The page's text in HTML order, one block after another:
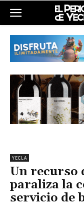
YECLA
Un recurso
paraliza la
servicio de